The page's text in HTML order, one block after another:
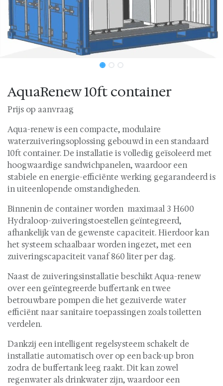
AquaRenew 10ft container
Prijs op aanvraag
Aqua-renew is een compacte, modulaire
waterzuiveringsoplossing gebouwd in een standaard
10ft container. De installatie is volledig geïsoleerd met
hoogwaardige sandwichpanelen, waardoor een
stabiele en energie-efficiënte werking gegarandeerd is
in uiteenlopende omstandigheden.
Binnenin de container worden maximaal 3 H600
Hydraloop-zuiveringstoestellen geïntegreerd,
afhankelijk van de gewenste capaciteit. Hierdoor kan
het systeem schaalbaar worden ingezet, met een
zuiveringscapaciteit vanaf 860 liter per dag.
Naast de zuiveringsinstallatie beschikt Aqua-renew
over een geïntegreerde buffertank en twee
betrouwbare pompen die het gezuiverde water
efficiënt naar sanitaire toepassingen zoals toiletten
verdelen.
Dankzij een intelligent regelsysteem schakelt de
installatie automatisch over op een back-up bron
zodra de buffertank leeg raakt. Dit kan zowel
regenwater als drinkwater zijn, waardoor een